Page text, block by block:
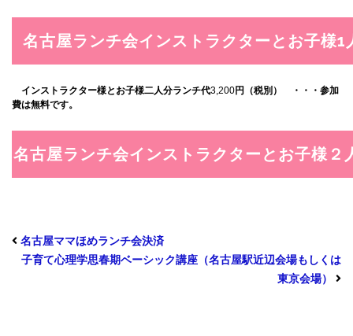
インストラクター様とお子様二人分ランチ代3,200円（税別） ・・・参加
費は無料です。
名古屋ママほめランチ会決済
子育て心理学思春期ベーシック講座（名古屋駅近辺会場もしくは
東京会場）